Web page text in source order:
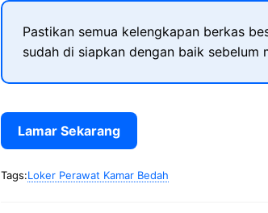
Pastikan semua kelengkapan berkas
sudah di siapkan dengan baik
Lamar Sekarang
Tags:Loker Perawat Kamar Bedah